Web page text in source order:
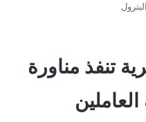
تنفذ مناورة